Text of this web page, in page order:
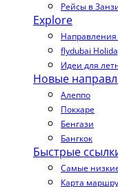
Рейсы в
Explore
flydubai
Идеи для
Новые
Алеппо
Покхаре
Бенгази
Бангкок
Быстрые
Самые
Карта